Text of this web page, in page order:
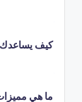
كيف يساعدك
ما هي